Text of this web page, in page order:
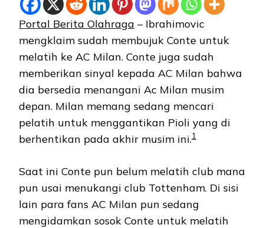
Portal Berita Olahraga – Ibrahimovic
mengklaim sudah membujuk Conte untuk
melatih ke AC Milan. Conte juga sudah
memberikan sinyal kepada AC Milan bahwa
dia bersedia menangani Ac Milan musim
depan. Milan memang sedang mencari
pelatih untuk menggantikan Pioli yang di
berhentikan pada akhir musim ini.1
Saat ini Conte pun belum melatih club mana
pun usai menukangi club Tottenham. Di sisi
lain para fans AC Milan pun sedang
mengidamkan sosok Conte untuk melatih